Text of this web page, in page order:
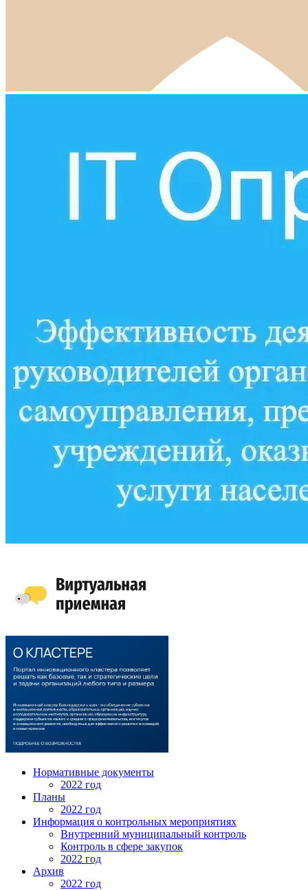
Нормативные документы
2022 год
Планы
2022 год
Информация о контрольных мероприятиях
Внутренний муниципальный контроль
Контроль в сфере закупок
2022 год
Архив
2022 год